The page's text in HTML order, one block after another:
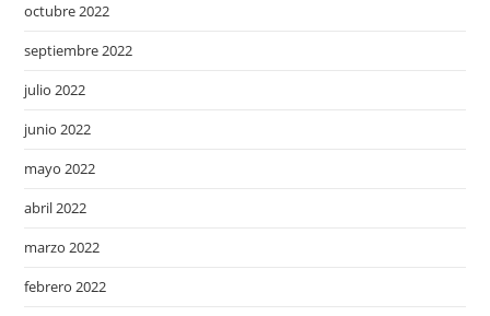
octubre 2022
septiembre 2022
julio 2022
junio 2022
mayo 2022
abril 2022
marzo 2022
febrero 2022